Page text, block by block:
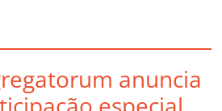
anuncia